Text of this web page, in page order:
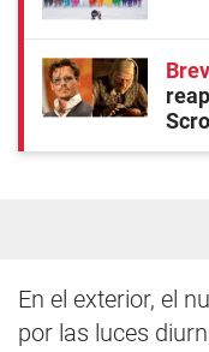
En el exterior, el
por las luces